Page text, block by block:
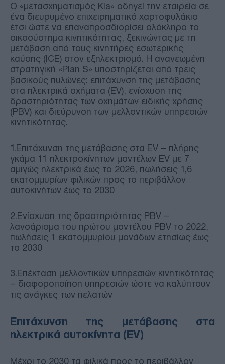
Ο «μετασχηματισμός Kia» οδηγεί την εταιρεία σε
ένα διευρυμένο επιχειρηματικό χαρτοφυλάκιο
έτσι ώστε να επαναπροσδιορίσει ολόκληρο το
οικοσύστημα κινητικότητας, ξεκινώντας με τη
μετάβαση από τους κινητήρες εσωτερικής
καύσης (ICE) στον εξηλεκτρισμό. Η ανανεωμένη
στρατηγική «Plan S» υποστηρίζεται από τρεις
βασικούς πυλώνες: επιτάχυνση της μετάβασης
στα ηλεκτρικά οχήματα (EV), ενίσχυση της
δραστηριότητας των οχημάτων ειδικής χρήσης
(PBV) και διεύρυνση των μελλοντικών υπηρεσιών
κινητικότητας.
1.Επιτάχυνση της μετάβασης στα EV – πλήρης
γκάμα 11 ηλεκτρoκίνητων μοντέλων EV με 7
αμιγώς ηλεκτρικά έως το 2026, πωλήσεις 1,6
εκατομμυρίων φιλικών προς το περιβάλλον
αυτοκινήτων έως το 2030
2.Ενίσχυση της δραστηριότητας PBV –
λανσάρισμα του πρώτου μοντέλου PBV το 2022,
πωλήσεις 1 εκατομμυρίου μονάδων ετησίως έως
το 2030
3.Επέκταση μελλοντικών υπηρεσιών κινητικότητας
– διαφοροποίηση υπηρεσιών ώστε να καλύπτουν
τις ανάγκες των πελατών
Επιτάχυνση της μετάβασης στα
ηλεκτρικά αυτοκίνητα (EV)
Μέχρι το 2030 τα φιλικά προς το περιβάλλον